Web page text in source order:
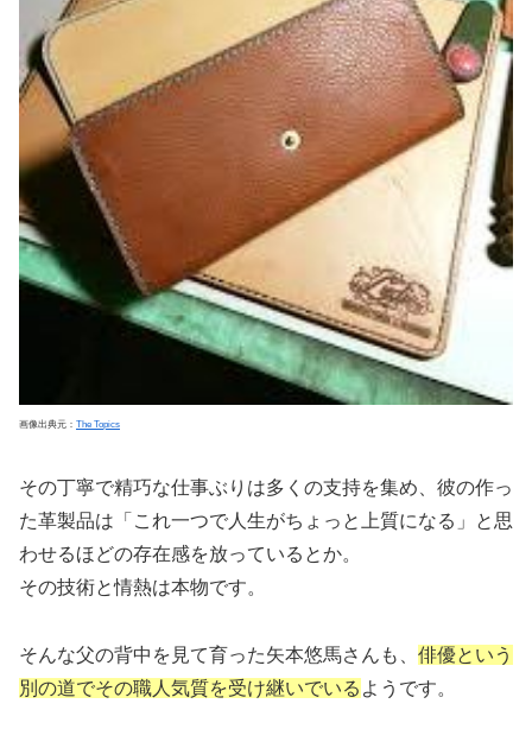
画像出典元： The Topics
その丁寧で精巧な仕事ぶりは多くの支持を集め、彼の作っ
た革製品は「これ一つで人生がちょっと上質になる」と思
わせるほどの存在感を放っているとか。
その技術と情熱は本物です。
そんな父の背中を見て育った矢本悠馬さんも、 俳優という
別の道でその職人気質を受け継いでいる ようです。